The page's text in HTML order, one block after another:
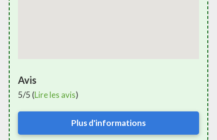
Avis
5/5 (Lire les avis)
Plus d'informations